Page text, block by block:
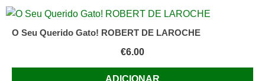
O Seu Querido Gato! ROBERT DE LAROCHE
€6.00
ADICIONAR